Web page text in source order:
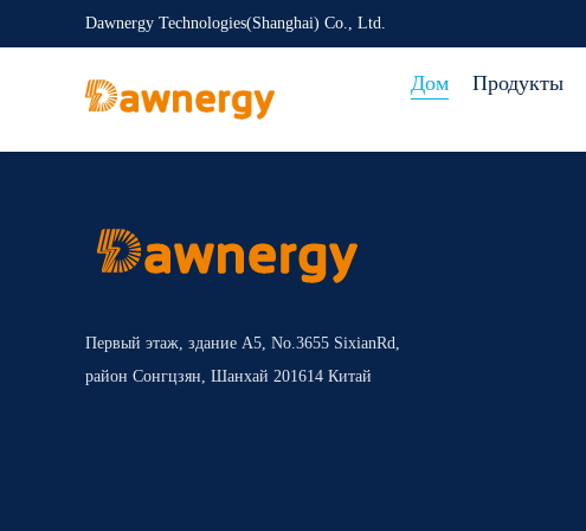
Dawnergy Technologies(Shanghai) Co., Ltd.
Дом Продукты
Первый этаж, здание А5, No.3655 SixianRd,
район Сонгцзян, Шанхай 201614 Китай